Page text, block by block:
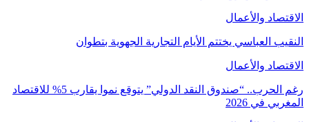
الاقتصاد والأعمال
النقيب العباسي يختتم الأيام التجارية الجهوية بتطوان
الاقتصاد والأعمال
رغم الحرب.. “صندوق النقد الدولي” يتوقع نموا يقارب 5% للاقتصاد
المغربي في 2026